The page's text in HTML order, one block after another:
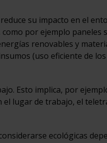
su impacto en el
por ejemplo paneles
renovables y
(uso eficiente de
Esto implica, por
lugar de trabajo, el
ecológicas